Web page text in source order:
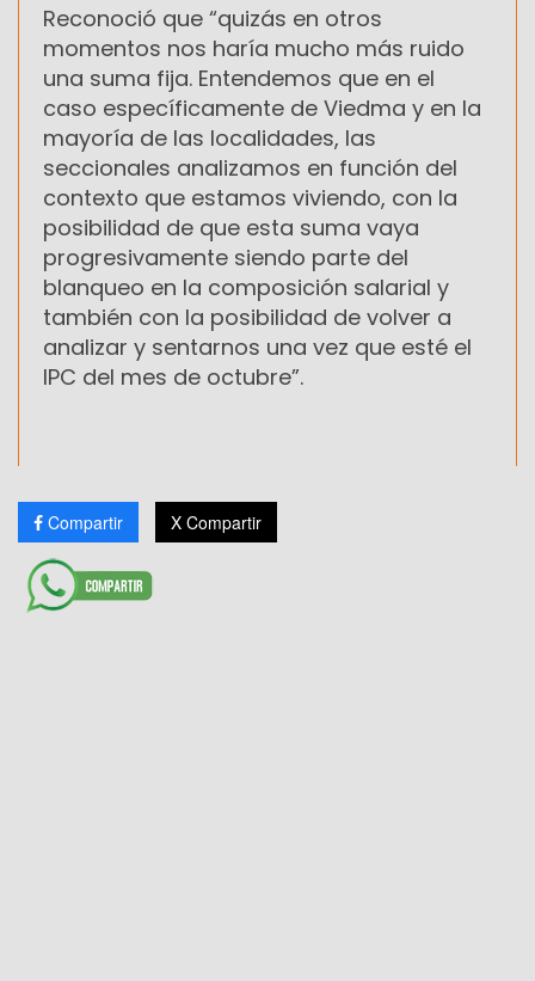
Reconoció que “quizás en otros
momentos nos haría mucho más ruido
una suma fija. Entendemos que en el
caso específicamente de Viedma y en la
mayoría de las localidades, las
seccionales analizamos en función del
contexto que estamos viviendo, con la
posibilidad de que esta suma vaya
progresivamente siendo parte del
blanqueo en la composición salarial y
también con la posibilidad de volver a
analizar y sentarnos una vez que esté el
IPC del mes de octubre”.
Compartir X Compartir